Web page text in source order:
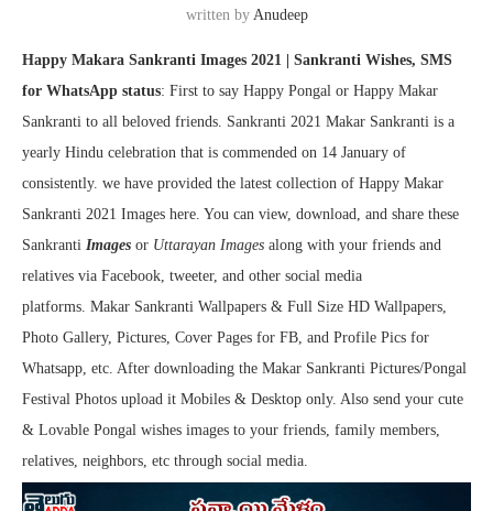
written by Anudeep
Happy Makara Sankranti Images 2021 | Sankranti Wishes, SMS
for WhatsApp status: First to say Happy Pongal or Happy Makar
Sankranti to all beloved friends. Sankranti 2021 Makar Sankranti is a
yearly Hindu celebration that is commended on 14 January of
consistently. we have provided the latest collection of Happy Makar
Sankranti 2021 Images here. You can view, download, and share these
Sankranti Images or Uttarayan Images along with your friends and
relatives via Facebook, tweeter, and other social media
platforms. Makar Sankranti Wallpapers & Full Size HD Wallpapers,
Photo Gallery, Pictures, Cover Pages for FB, and Profile Pics for
Whatsapp, etc. After downloading the Makar Sankranti Pictures/Pongal
Festival Photos upload it Mobiles & Desktop only. Also send your cute
& Lovable Pongal wishes images to your friends, family members,
relatives, neighbors, etc through social media.